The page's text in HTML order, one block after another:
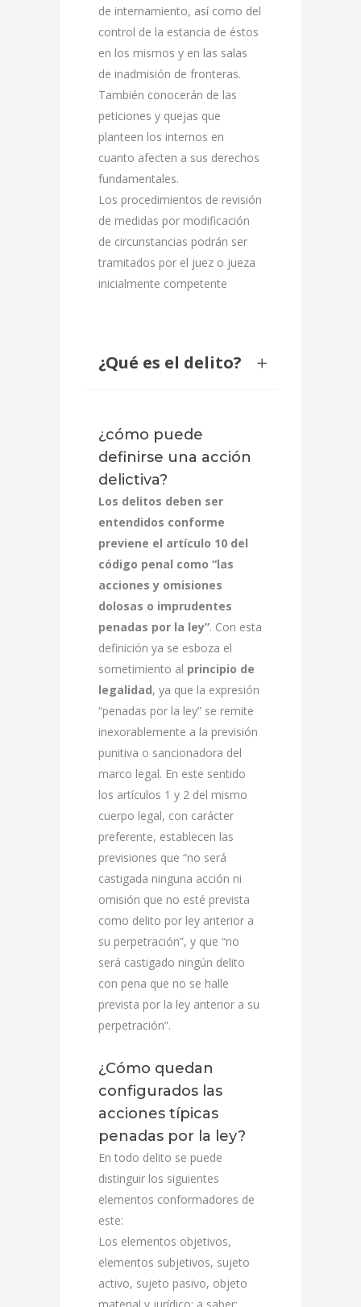
de internamiento, así como del
control de la estancia de éstos
en los mismos y en las salas
de inadmisión de fronteras.
También conocerán de las
peticiones y quejas que
planteen los internos en
cuanto afecten a sus derechos
fundamentales.
Los procedimientos de revisión
de medidas por modificación
de circunstancias podrán ser
tramitados por el juez o jueza
inicialmente competente
¿Qué es el delito?
¿cómo puede
definirse una acción
delictiva?
Los delitos deben ser
entendidos conforme
previene el artículo 10 del
código penal como “las
acciones y omisiones
dolosas o imprudentes
penadas por la ley”. Con esta
definición ya se esboza el
sometimiento al principio de
legalidad, ya que la expresión
“penadas por la ley” se remite
inexorablemente a la previsión
punitiva o sancionadora del
marco legal. En este sentido
los artículos 1 y 2 del mismo
cuerpo legal, con carácter
preferente, establecen las
previsiones que “no será
castigada ninguna acción ni
omisión que no esté prevista
como delito por ley anterior a
su perpetración”, y que “no
será castigado ningún delito
con pena que no se halle
prevista por la ley anterior a su
perpetración”.
¿Cómo quedan
configurados las
acciones típicas
penadas por la ley?
En todo delito se puede
distinguir los siguientes
elementos conformadores de
este:
Los elementos objetivos,
elementos subjetivos, sujeto
activo, sujeto pasivo, objeto